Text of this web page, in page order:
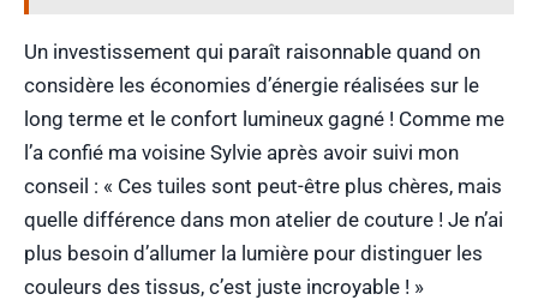
Un investissement qui paraît raisonnable quand on
considère les économies d’énergie réalisées sur le
long terme et le confort lumineux gagné ! Comme me
l’a confié ma voisine Sylvie après avoir suivi mon
conseil : « Ces tuiles sont peut-être plus chères, mais
quelle différence dans mon atelier de couture ! Je n’ai
plus besoin d’allumer la lumière pour distinguer les
couleurs des tissus, c’est juste incroyable ! »